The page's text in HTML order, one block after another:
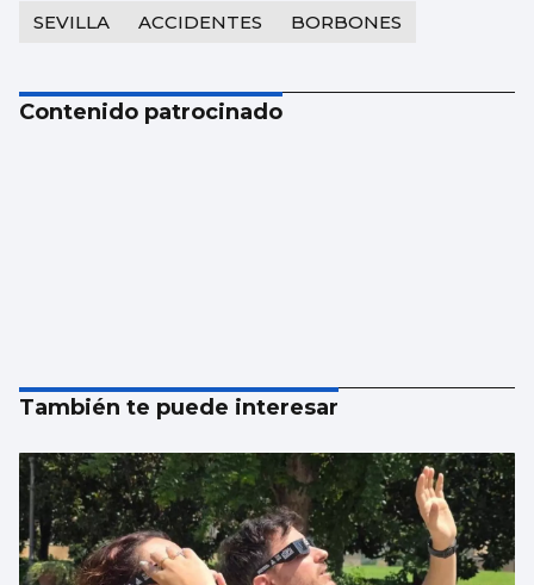
SEVILLA ACCIDENTES BORBONES
Contenido patrocinado
También te puede interesar